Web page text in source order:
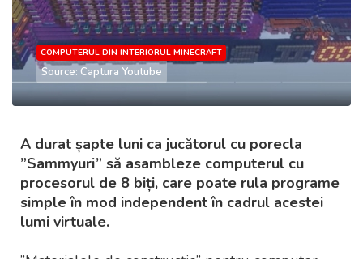
COMPUTERUL DIN INTERIORUL MINECRAFT
Source: Captura Youtube
A durat șapte luni ca jucătorul cu porecla
”Sammyuri” să asambleze computerul cu
procesorul de 8 biți, care poate rula programe
simple în mod independent în cadrul acestei
lumi virtuale.